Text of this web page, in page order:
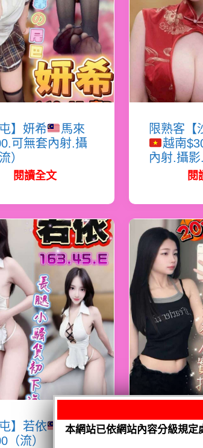
屯】妍希
馬來
可無套內射.攝
）
閱讀全文
限熟客【
越南
內射.攝影
閱
屯】若依
馬來
（流）
【西屯】
本網站已依網站內容分級規定